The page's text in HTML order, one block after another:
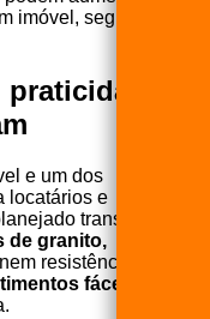
imóvel, segundo
e um dos
locatários e
transmite
de granito,
resistência e
fáceis de